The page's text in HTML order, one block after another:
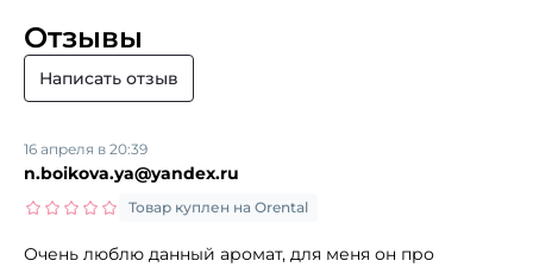
Отзывы
Написать отзыв
n.boikova.ya@yandex.ru
16 апреля в 20:39
Товар куплен на Orental
Очень люблю данный аромат, для меня он про